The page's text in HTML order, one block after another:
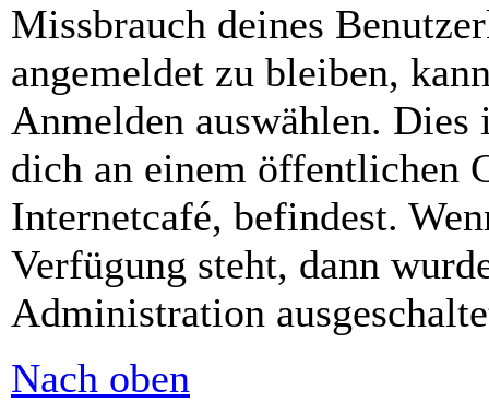
Missbrauch deines
angemeldet zu bleiben,
Anmelden auswählen.
dich an einem öffentlichen
Internetcafé, befindest.
Verfügung steht, dann
Administration
Nach oben